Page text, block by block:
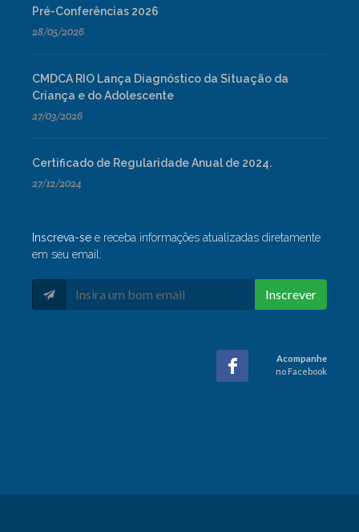
Pré-Conferências 2026
28/05/2026
CMDCA RIO Lança Diagnóstico da Situação da
Criança e do Adolescente
27/03/2026
Certificado de Regularidade Anual de 2024.
27/12/2024
Inscreva-se e receba informações atualizadas diretamente
em seu email:
Inscrever
Acompanhe
no Facebook